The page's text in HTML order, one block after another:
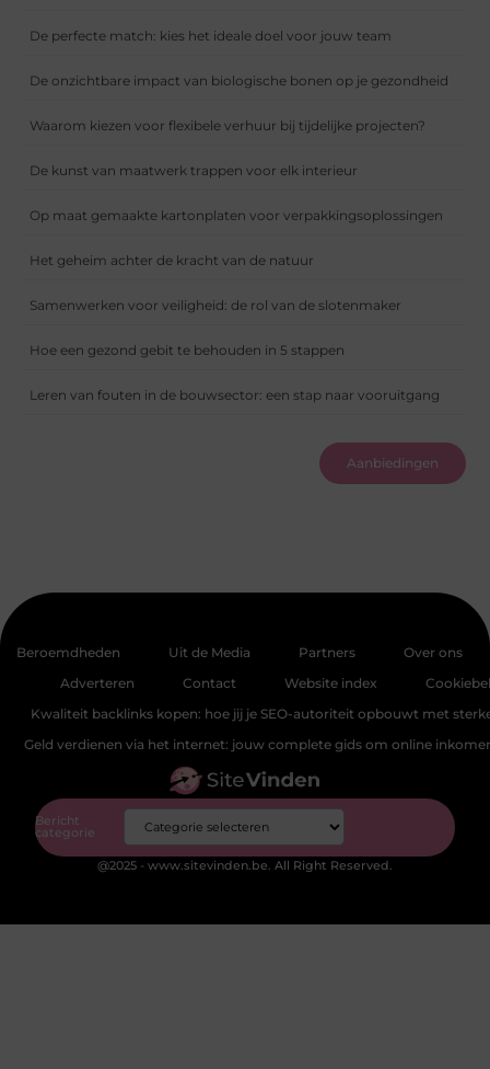
De perfecte match: kies het ideale doel voor jouw team
De onzichtbare impact van biologische bonen op je gezondheid
Waarom kiezen voor flexibele verhuur bij tijdelijke projecten?
De kunst van maatwerk trappen voor elk interieur
Op maat gemaakte kartonplaten voor verpakkingsoplossingen
Het geheim achter de kracht van de natuur
Samenwerken voor veiligheid: de rol van de slotenmaker
Hoe een gezond gebit te behouden in 5 stappen
Leren van fouten in de bouwsector: een stap naar vooruitgang
Aanbiedingen
Beroemdheden Uit de Media Partners
Over ons
Adverteren
Contact Website index
Kwaliteit backlinks kopen: hoe jij je SEO-autoriteit opbouwt met
Geld verdienen via het internet: jouw complete gids om online
Bericht
categorie
@2025 - www.sitevinden.be. All Right Reserved.